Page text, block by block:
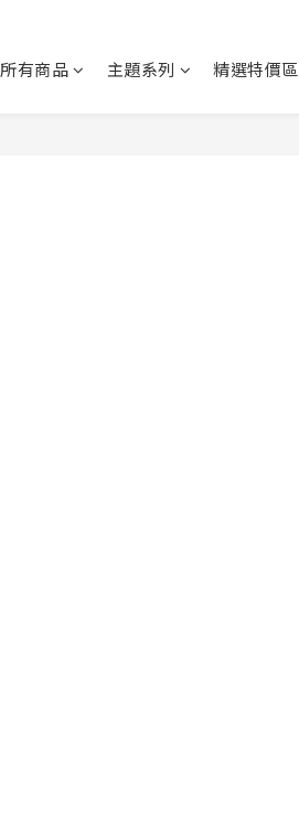
所有商品 主題系列 精選特價區